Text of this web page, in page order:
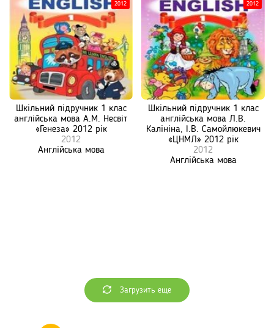
Шкільний підручник 1 клас
англійська мова А.М. Несвіт
«Генеза» 2012 рік
2012
Англійська мова
2012
Шкільний підручник 1 клас
англійська мова Л.В.
Калініна, І.В. Самойлюкевич
«ЦНМЛ» 2012 рік
2012
Англійська мова
2012
Загрузить еще